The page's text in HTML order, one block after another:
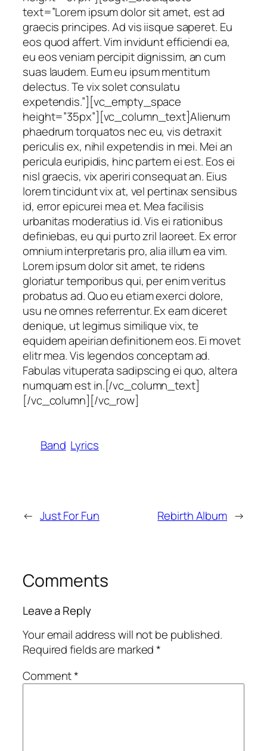
text=”Lorem ipsum dolor sit amet, est ad
graecis principes. Ad vis iisque saperet. Eu
eos quod affert. Vim invidunt efficiendi ea,
eu eos veniam percipit dignissim, an cum
suas laudem. Eum eu ipsum mentitum
delectus. Te vix solet consulatu
expetendis.”][vc_empty_space
height=”35px”][vc_column_text]Alienum
phaedrum torquatos nec eu, vis detraxit
periculis ex, nihil expetendis in mei. Mei an
pericula euripidis, hinc partem ei est. Eos ei
nisl graecis, vix aperiri consequat an. Eius
lorem tincidunt vix at, vel pertinax sensibus
id, error epicurei mea et. Mea facilisis
urbanitas moderatius id. Vis ei rationibus
definiebas, eu qui purto zril laoreet. Ex error
omnium interpretaris pro, alia illum ea vim.
Lorem ipsum dolor sit amet, te ridens
gloriatur temporibus qui, per enim veritus
probatus ad. Quo eu etiam exerci dolore,
usu ne omnes referrentur. Ex eam diceret
denique, ut legimus similique vix, te
equidem apeirian definitionem eos. Ei movet
elitr mea. Vis legendos conceptam ad.
Fabulas vituperata sadipscing ei quo, altera
numquam est in.[/vc_column_text]
[/vc_column][/vc_row]
Band Lyrics
← Just For Fun Rebirth Album →
Comments
Leave a Reply
Your email address will not be published.
Required fields are marked*
Comment*